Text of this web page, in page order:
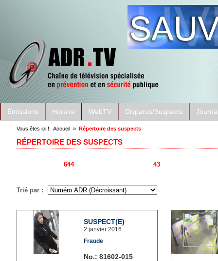
Émissions Horaire WebTV Disparus/Suspects
Vous êtes ici ! Accueil » Répertoire des suspects
RÉPERTOIRE DES SUSPECTS
644FICHES TROUVÉES SUR 43
Trié par :
SUSPECT(E)
2 janvier 2016
Fraude
No.: 81602-015